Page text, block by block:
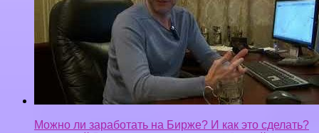
Можно ли заработать на Бирже? И как это сделать?